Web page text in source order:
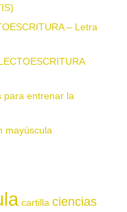
– Letra
para entrenar la
mayúscula
cartilla ciencias